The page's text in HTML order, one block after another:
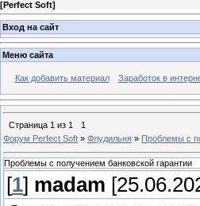
[Perfect Soft]
Вход на сайт
Меню сайта
Как добавить материал Заработок в
Страница 1 из 1
1
Форум Perfect Soft » Флудильня » Проблемы с
Проблемы с получением банковской гарантии
[1] madam